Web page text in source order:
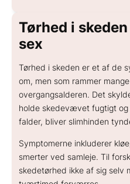
Tørhed i
sex
Tørhed i skeden er et af de
om, men som rammer
overgangsalderen. Det
holde skedevævet fugtigt og
falder, bliver slimhinden
Symptomerne inkluderer
smerter ved samleje. Til
skedetørhed ikke af sig selv